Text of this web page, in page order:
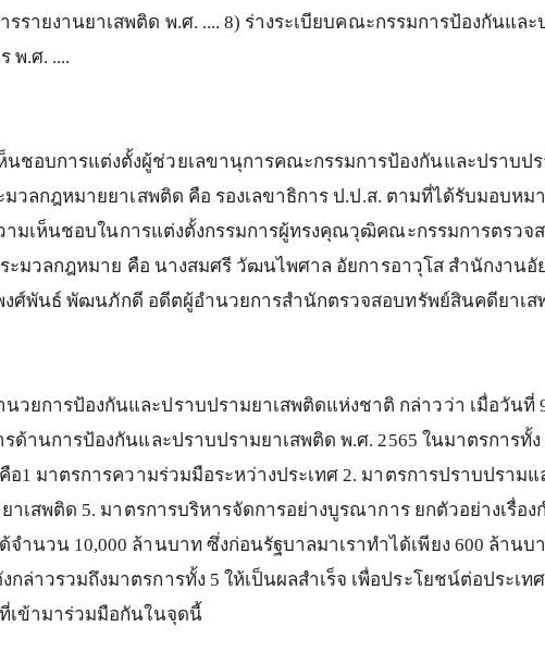
รรายงานยาเสพติด พ.ศ. .... 8) ร่างระเบียบคณะกรรมการป้องกันแล
พ.ศ. ....
ชอบการแต่งตั้งผู้ช่วยเลขานุการคณะกรรมการป้องกันและปราบป
มวลกฎหมายยาเสพติด คือ รองเลขาธิการ ป.ป .ส. ตามที่ได้รับมอบหม
ามเห็นชอบในการแต่งตั้งกรรมการผู้ทรงคุณวุฒิคณะกรรมการตรวจ
ะมวลกฎหมาย คือ นางสมศรี วัฒนไพศาล อัยการอาวุโส สำนักงานอั
งศ์พันธ์ พัฒนภักดี อดีตผู้อำนวยการสำนักตรวจสอบทรัพย์สินคดียาเส
วยการป้องกันและปราบปรามยาเสพติดแห่งชาติ กล่าวว่า เมื่อวันที่
ด้านการป้องกันและปราบปรามยาเสพติด พ.ศ. 2565 ในมาตรการทั้ง
คือ1 มาตรการความร่วมมือระหว่างประเทศ 2. มาตรการปราบปราม
าเสพติด 5. มาตรการบริหารจัดการอย่างบูรณาการ ยกตัวอย่างเรื่อ
จำนวน 10,000 ล้านบาท ซึ่งก่อนรัฐบาลมาเราทำได้เพียง 600 ล้านบ
ล่าวรวมถึงมาตรการทั้ง 5 ให้เป็นผลสำเร็จ เพื่อประโยชน์ต่อประเท
เข้ามาร่วมมือกันในจุดนี้